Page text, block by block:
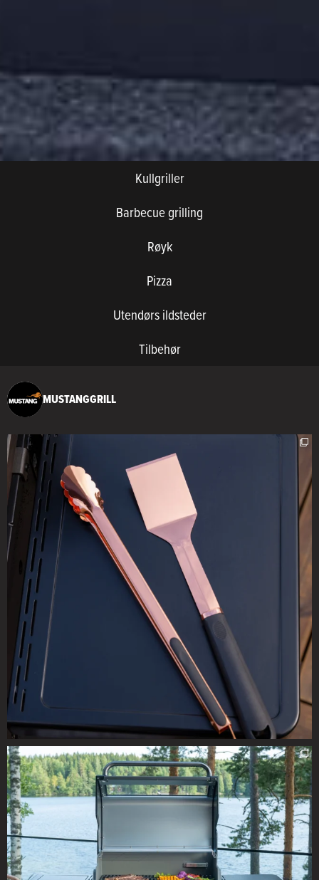
Kullgriller
Barbecue grilling
Røyk
Pizza
Utendørs ildsteder
Tilbehør
MUSTANGGRILL